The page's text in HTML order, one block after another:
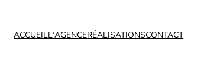
ACCUEILL’AGENCERÉALISATIONSCONTACT